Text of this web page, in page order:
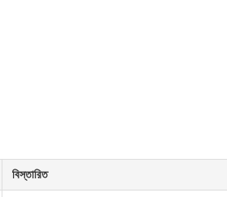
বিস্তারিত